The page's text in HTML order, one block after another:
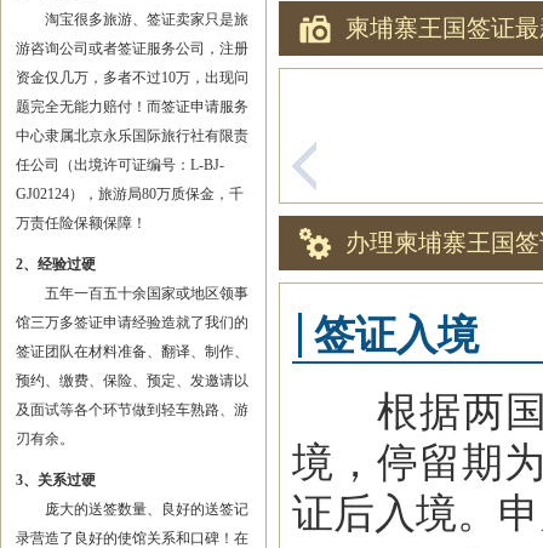
淘宝很多旅游、签证卖家只是旅
游咨询公司或者签证服务公司，注册
资金仅几万，多者不过10万，出现问
题完全无能力赔付！而签证申请服务
中心隶属北京永乐国际旅行社有限责
任公司（出境许可证编号：L-BJ-
GJ02124），旅游局80万质保金，千
万责任险保额保障！
2、经验过硬
五年一百五十余国家或地区领事
馆三万多签证申请经验造就了我们的
签证团队在材料准备、翻译、制作、
预约、缴费、保险、预定、发邀请以
及面试等各个环节做到轻车熟路、游
刃有余。
3、关系过硬
庞大的送签数量、良好的送签记
录营造了良好的使馆关系和口碑！在
柬埔寨王国签证
办理柬埔寨王国
签证入境
根据两国
境，停留期
证后入境。